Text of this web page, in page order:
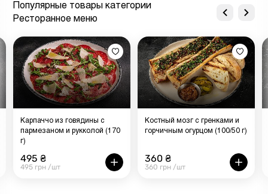
Популярные товары категории
Ресторанное меню
Карпаччо из говядины с
пармезаном и рукколой (170
г)
495 ₴
495 грн /шт
Костный мозг с гренками и
горчичным огурцом (100/50 г)
360 ₴
360 грн /шт